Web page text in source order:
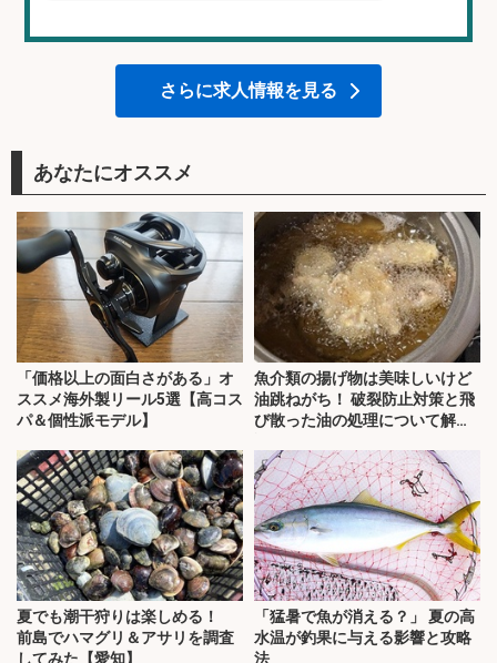
さらに求人情報を見る
あなたにオススメ
「価格以上の面白さがある」オ
ススメ海外製リール5選【高コス
パ＆個性派モデル】
魚介類の揚げ物は美味しいけど
油跳ねがち！ 破裂防止対策と飛
び散った油の処理について解
夏でも潮干狩りは楽しめる！
前島でハマグリ＆アサリを調査
してみた【愛知】
「猛暑で魚が消える？」 夏の高
水温が釣果に与える影響と攻略
法